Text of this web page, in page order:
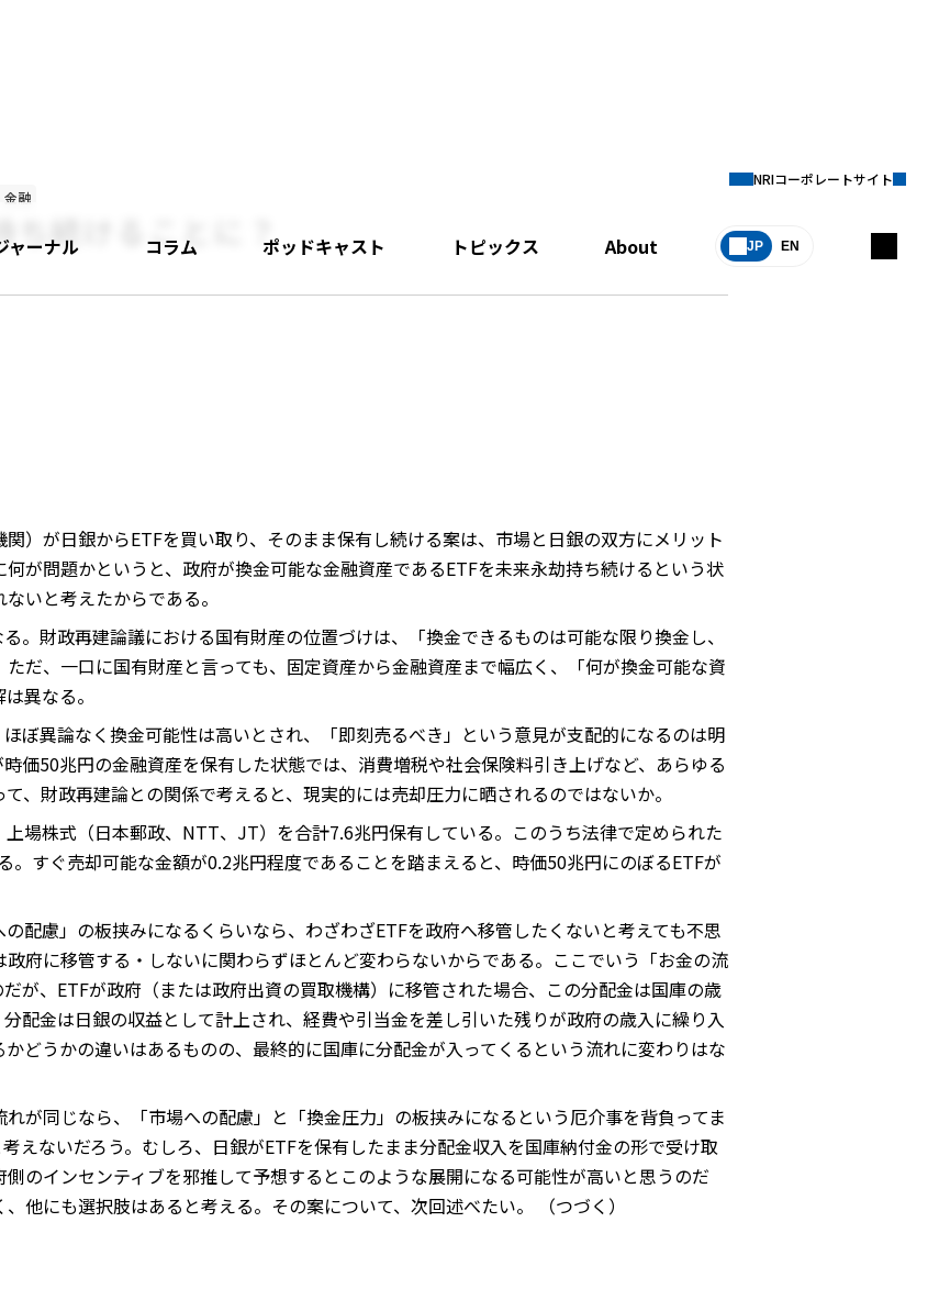
ャーナル コラム ポッドキャスト トピックス About JP EN
NRIコーポレートサイト
金融
続けることに？
）が日銀からETFを買い取り、そのまま保有し続ける案は、市場と日銀の双方にメリット
が問題かというと、政府が換金可能な金融資産であるETFを未来永劫持ち続けるという状
いと考えたからである。
。財政再建論議における国有財産の位置づけは、「換金できるものは可能な限り換金し、
だ、一口に国有財産と言っても、固定資産から金融資産まで幅広く、「何が換金可能な資
異なる。
ぼ異論なく換金可能性は高いとされ、「即刻売るべき」という意見が支配的になるのは明
価50兆円の金融資産を保有した状態では、消費増税や社会保険料引き上げなど、あらゆる
、財政再建論との関係で考えると、現実的には売却圧力に晒されるのではないか。
場株式（日本郵政、NTT、JT）を合計7.6兆円保有している。このうち法律で定められた
。すぐ売却可能な金額が0.2兆円程度であることを踏まえると、時価50兆円にのぼるETFが
配慮」の板挟みになるくらいなら、わざわざETFを政府へ移管したくないと考えても不思
府に移管する・しないに関わらずほとんど変わらないからである。ここでいう「お金の流
が、ETFが政府（または政府出資の買取機構）に移管された場合、この分配金は国庫の歳
配金は日銀の収益として計上され、経費や引当金を差し引いた残りが政府の歳入に繰り入
どうかの違いはあるものの、最終的に国庫に分配金が入ってくるという流れに変わりはな
が同じなら、「市場への配慮」と「換金圧力」の板挟みになるという厄介事を背負ってま
えないだろう。むしろ、日銀がETFを保有したまま分配金収入を国庫納付金の形で受け取
のインセンティブを邪推して予想するとこのような展開になる可能性が高いと思うのだ
他にも選択肢はあると考える。その案について、次回述べたい。 （つづく）